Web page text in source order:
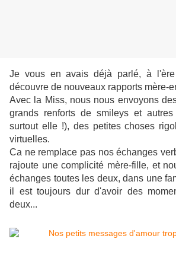
Je vous en avais déjà parlé, à
découvre de nouveaux rapports mère-
Avec la Miss, nous nous envoyons
grands renforts de smileys et autres
surtout elle !), des petites choses
virtuelles.
Ca ne remplace pas nos échanges
rajoute une complicité mère-fille, et
échanges toutes les deux, dans une
il est toujours dur d'avoir des
deux...